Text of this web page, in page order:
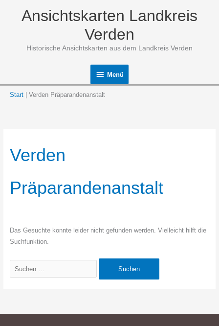
Ansichtskarten Landkreis
Verden
Historische Ansichtskarten aus dem Landkreis Verden
Menü
Menü
Start Verden Präparandenanstalt
Verden
Präparandenanstalt
Das Gesuchte konnte leider nicht gefunden werden. Vielleicht hilft die
Suchfunktion.